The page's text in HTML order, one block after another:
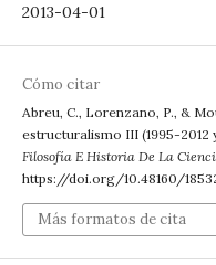
2013-04-01
Cómo citar
Abreu, C., Lorenzano, P., &
estructuralismo III (1995-2012
Filosofía E Historia De La
https://doi.org/10.48160/
Más formatos de cita